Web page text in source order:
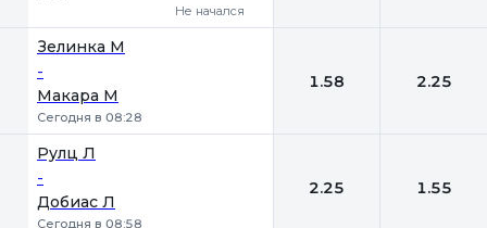
Не начался
Зелинка М
-
Макара М
Сегодня в 08:28
1.58 2.25
Рулц Л
-
Добиас Л
Сегодня в 08:58
2.25 1.55